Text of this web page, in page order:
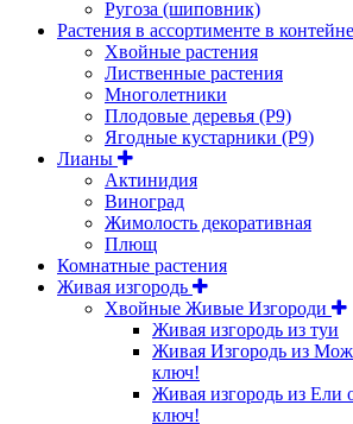
Ругоза (шиповник)
Растения в ассортименте в
Хвойные растения
Лиственные растения
Многолетники
Плодовые деревья (Р9)
Ягодные кустарники (Р9)
Лианы
Актинидия
Виноград
Жимолость декоративная
Плющ
Комнатные растения
Живая изгородь
Хвойные Живые Изгороди
Живая изгородь из туи
Живая Изгородь из
ключ!
Живая изгородь из Ели
ключ!